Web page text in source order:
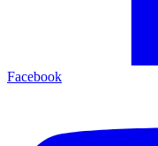
Facebook